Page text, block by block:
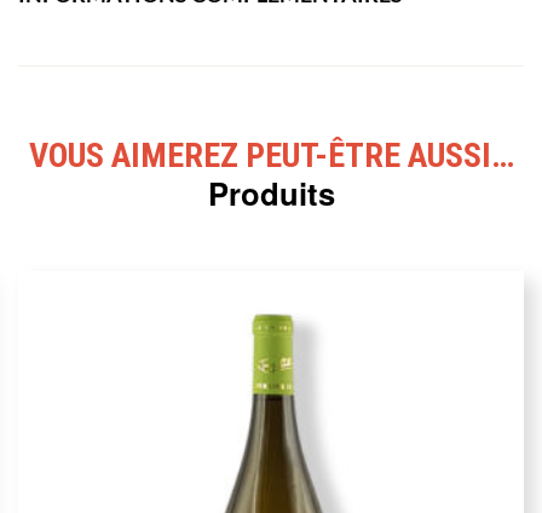
VOUS AIMEREZ PEUT-ÊTRE AUSSI…
Produits